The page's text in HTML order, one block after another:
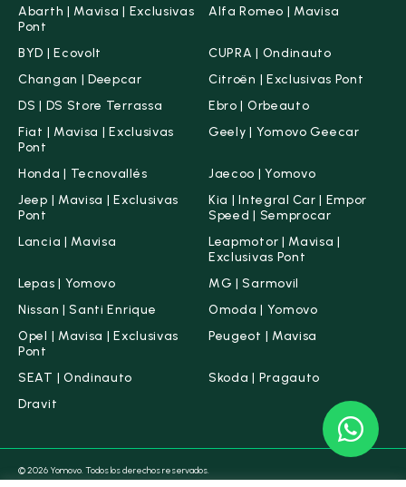
Abarth | Mavisa | Exclusivas
Pont
Alfa Romeo | Mavisa
BYD | Ecovolt
CUPRA | Ondinauto
Changan | Deepcar
Citroën | Exclusivas Pont
DS | DS Store Terrassa
Ebro | Orbeauto
Fiat | Mavisa | Exclusivas
Pont
Geely | Yomovo Geecar
Honda | Tecnovallés
Jaecoo | Yomovo
Jeep | Mavisa | Exclusivas
Pont
Kia | Integral Car | Empor
Speed | Semprocar
Lancia | Mavisa
Leapmotor | Mavisa |
Exclusivas Pont
Lepas | Yomovo
MG | Sarmovil
Nissan | Santi Enrique
Omoda | Yomovo
Opel | Mavisa | Exclusivas
Pont
Peugeot | Mavisa
SEAT | Ondinauto
Skoda | Pragauto
Dravit
Condiciones legalesAviso legalPolítica de CookiesPolítica de PrivacidadCanal ético
© 2026 Yomovo. Todos los derechos reservados.